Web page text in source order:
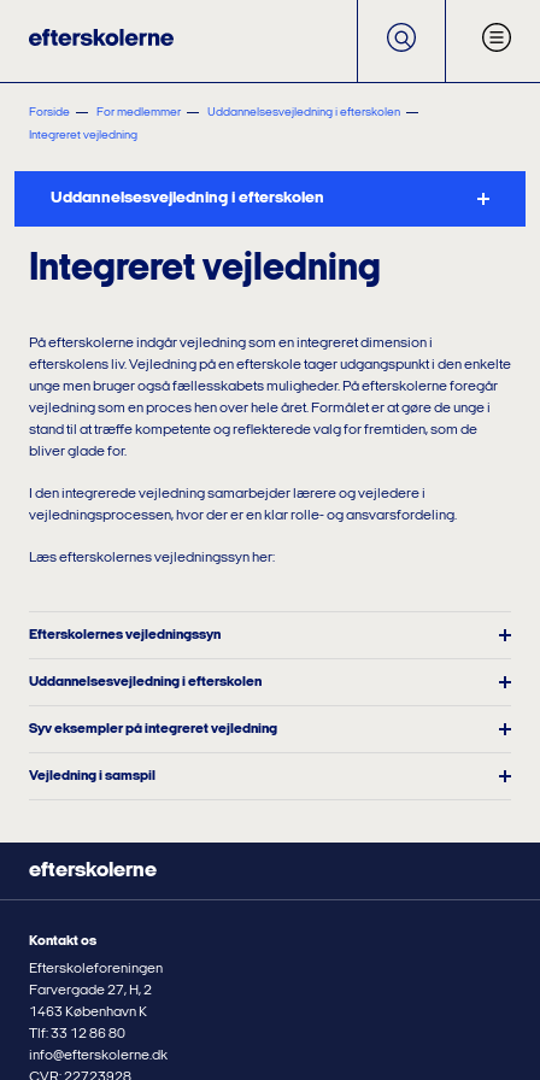
Forside For medlemmer
Uddannelsesvejledning i efterskolen
Integreret vejledning
Uddannelsesvejledning i efterskolen
Integreret vejledning
På efterskolerne indgår vejledning som en integreret dimension i
efterskolens liv. Vejledning på en efterskole tager udgangspunkt i den enkelte
unge men bruger også fællesskabets muligheder. På efterskolerne foregår
vejledning som en proces hen over hele året. Formålet er at gøre de unge i
stand til at træffe kompetente og reflekterede valg for fremtiden, som de
bliver glade for.
I den integrerede vejledning samarbejder lærere og vejledere i
vejledningsprocessen, hvor der er en klar rolle- og ansvarsfordeling.
Læs efterskolernes vejledningssyn her:
Efterskolernes vejledningssyn
Uddannelsesvejledning i efterskolen
Syv eksempler på integreret vejledning
Vejledning i samspil
efterskolerne
Kontakt os
Efterskoleforeningen
Farvergade 27, H, 2
1463 København K
Tlf: 33 12 86 80
info@efterskolerne.dk
CVR: 22723928